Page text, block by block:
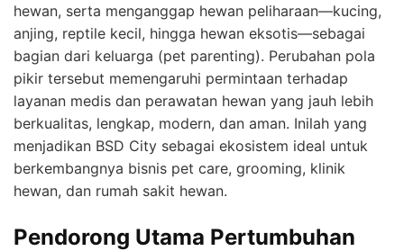
hewan, serta menganggap hewan peliharaan—kucing,
anjing, reptile kecil, hingga hewan eksotis—sebagai
bagian dari keluarga (pet parenting). Perubahan pola
pikir tersebut memengaruhi permintaan terhadap
layanan medis dan perawatan hewan yang jauh lebih
berkualitas, lengkap, modern, dan aman. Inilah yang
menjadikan BSD City sebagai ekosistem ideal untuk
berkembangnya bisnis pet care, grooming, klinik
hewan, dan rumah sakit hewan.
Pendorong Utama Pertumbuhan